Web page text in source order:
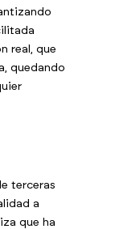
real, que
quedando
terceras
a
que ha